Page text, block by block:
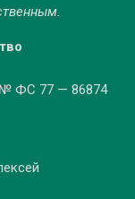
№ ФС 77 — 86874